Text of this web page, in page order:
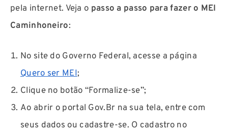
pela internet. Veja o passo a passo para fazer o MEI
Caminhoneiro:
No site do Governo Federal, acesse a página
Quero ser MEI;
Clique no botão “Formalize-se”;
Ao abrir o portal Gov.Br na sua tela, entre com
seus dados ou cadastre-se. O cadastro no